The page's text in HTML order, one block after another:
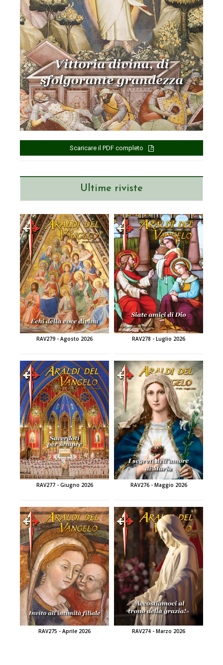
Scaricare il PDF completo
Ultime riviste
RAV279 - Agosto 2026 RAV278 - Luglio 2026
RAV277 - Giugno 2026 RAV276 - Maggio 2026
RAV275 - Aprile 2026 RAV274 - Marzo 2026